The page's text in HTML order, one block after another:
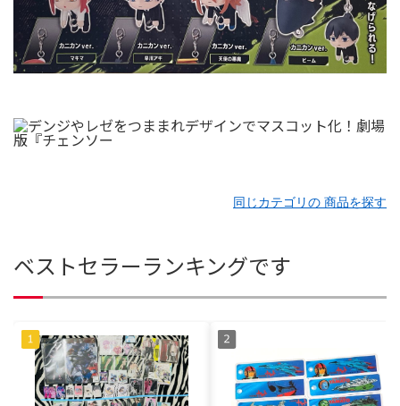
同じカテゴリの 商品を探す
ベストセラーランキングです